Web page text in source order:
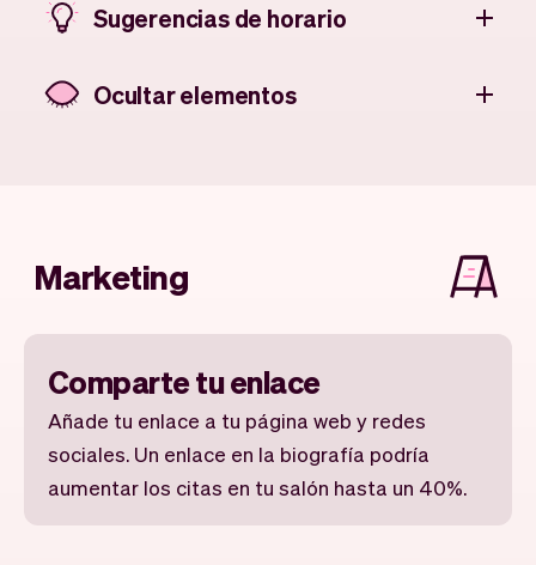
Sugerencias de horario
Ocultar elementos
Marketing
Comparte tu enlace
Añade tu enlace a tu página web y redes
sociales. Un enlace en la biografía podría
aumentar los citas en tu salón hasta un 40%.